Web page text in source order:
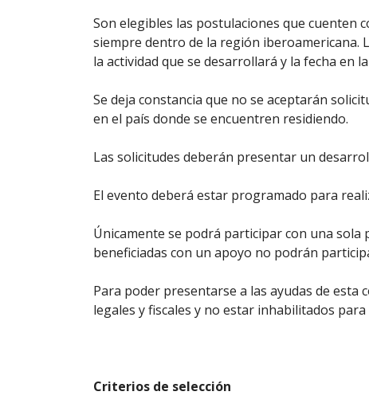
Son elegibles las postulaciones que cuenten
siempre dentro de la región iberoamericana.
la actividad que se desarrollará y la fecha en
Se deja constancia que no se aceptarán
en el país donde se encuentren residiendo.
Las solicitudes deberán presentar un
El evento deberá estar programado para
Únicamente se podrá participar con una sola
beneficiadas con un apoyo no podrán
Para poder presentarse a las ayudas de
legales y fiscales y no estar inhabilitados
Criterios de selección